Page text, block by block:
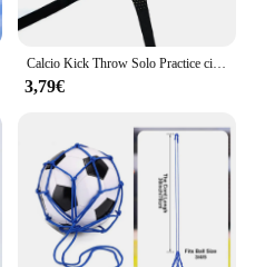
Calcio Kick Throw Solo Practice cintura in vita regolabile controllo del pallone da calcio attrezzatura per l'allenamento cintura elastica per l'allenamento dei bambini
3,79€